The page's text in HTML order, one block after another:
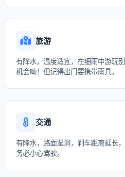
旅游
有降水，温度适宜，在细雨中游玩
机会呦！但记得出门要携带雨具。
交通
有降水，路面湿滑，刹车距离延长
务必小心驾驶。